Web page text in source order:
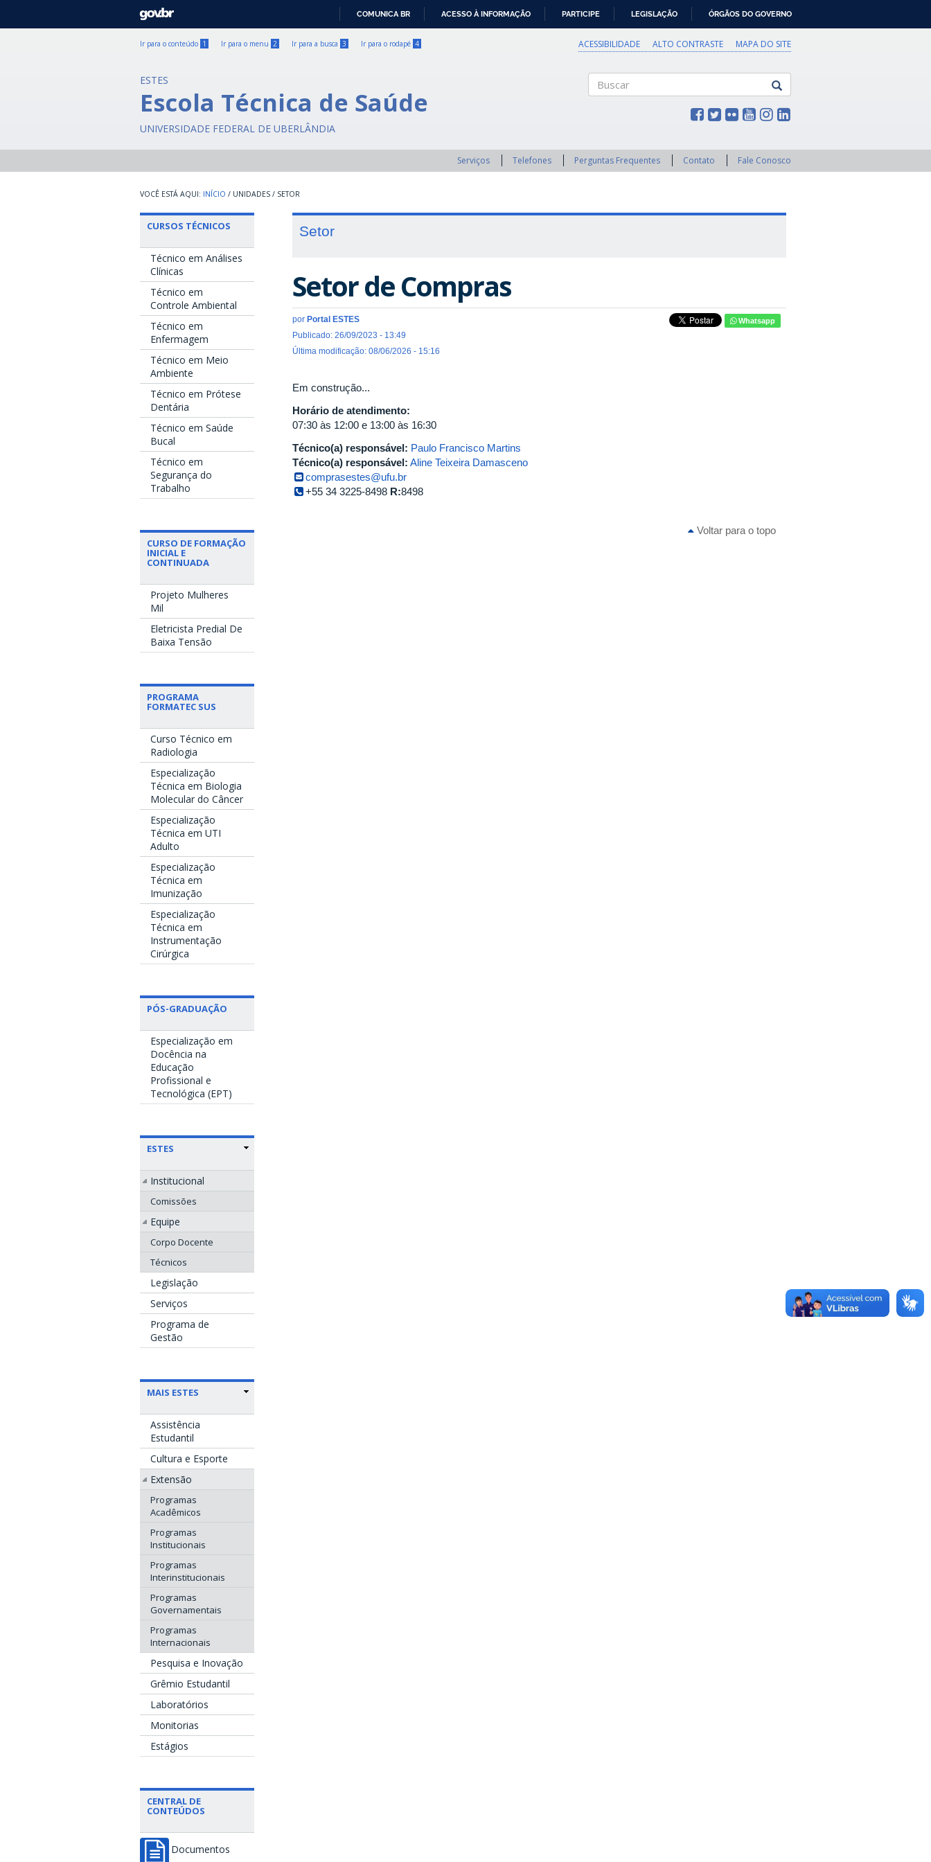
GOVBR
COMUNICA BR ACESSO À INFORMAÇÃO PARTICIPE LEGISLAÇÃO ÓRGÃOS DO GOVERNO
Ir para o conteúdo 1 Ir para o menu 2 Ir para a busca 3 Ir para o rodapé 4 ACESSIBILIDADE ALTO CONTRASTE MAPA DO SITE
ESTES
Escola Técnica de Saúde
UNIVERSIDADE FEDERAL DE UBERLÂNDIA
Serviços Telefones Perguntas Frequentes Contato Fale Conosco
INÍCIO / UNIDADES / SETOR
CURSOS TÉCNICOS
Técnico em Análises
Clínicas
Técnico em
Controle Ambiental
Técnico em
Enfermagem
Técnico em Meio
Ambiente
Técnico em Prótese
Dentária
Técnico em Saúde
Bucal
Técnico em
Segurança do
Trabalho
CURSO DE FORMAÇÃO
INICIAL E
CONTINUADA
Projeto Mulheres
Mil
Eletricista Predial De
Baixa Tensão
PROGRAMA
FORMATEC SUS
Curso Técnico em
Radiologia
Especialização
Técnica em Biologia
Molecular do Câncer
Especialização
Técnica em UTI
Adulto
Especialização
Técnica em
Imunização
Especialização
Técnica em
Instrumentação
Cirúrgica
PÓS-GRADUAÇÃO
Especialização em
Docência na
Educação
Profissional e
Tecnológica (EPT)
ESTES
Institucional
Comissões
Equipe
Corpo Docente
Técnicos
Legislação
Serviços
Programa de
Gestão
MAIS ESTES
Assistência
Estudantil
Cultura e Esporte
Extensão
Programas
Acadêmicos
Programas
Institucionais
Programas
Interinstitucionais
Programas
Governamentais
Programas
Internacionais
Pesquisa e Inovação
Grêmio Estudantil
Laboratórios
Monitorias
Estágios
CENTRAL DE
CONTEÚDOS
Documentos
Setor
Setor de Compras
por Portal ESTES
Publicado: 26/09/2023 - 13:49
Última modificação: 08/06/2026 - 15:16
Whatsapp
Em construção...
Horário de atendimento:
07:30 às 12:00 e 13:00 às 16:30
Técnico(a) responsável: Paulo Francisco Martins
Técnico(a) responsável: Aline Teixeira Damasceno
comprasestes@ufu.br
+55 34 3225-8498 R:8498
Voltar para o topo